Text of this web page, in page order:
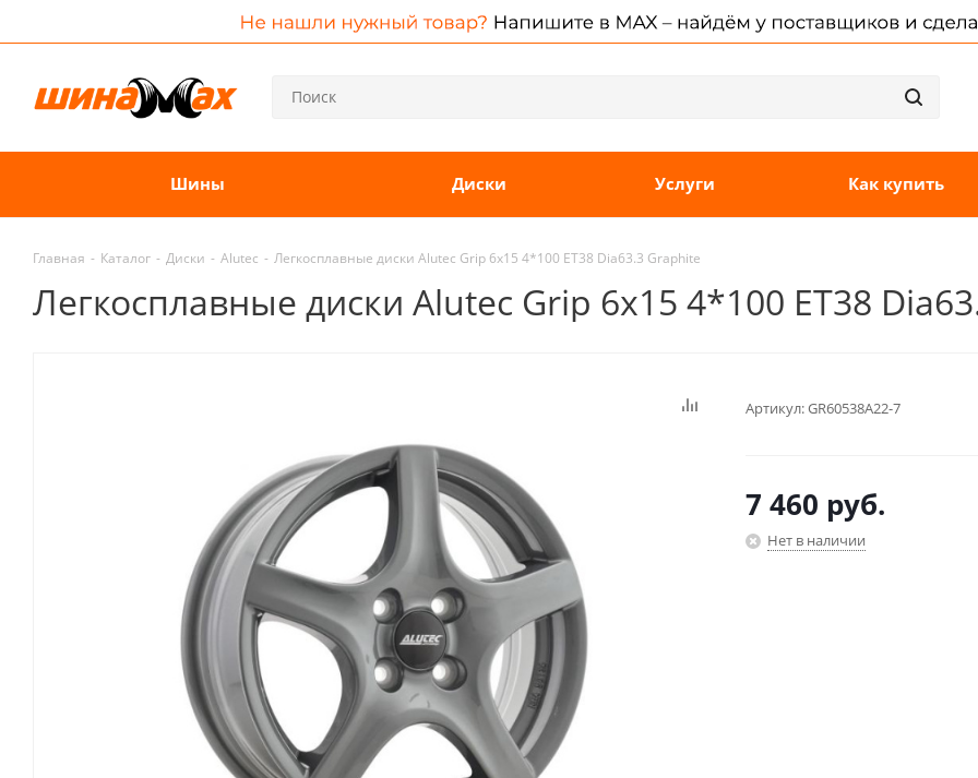
Шины Диски Услуги Как купить
Главная - Каталог - Диски - Alutec - Легкосплавные диски Alutec Grip 6x15 4*100 ET38 Dia63.3 Graphite
Легкосплавные диски Alutec Grip 6x15 4*100 ET38
Артикул:GR60538A22-7
7 460 руб.
Нет в наличии